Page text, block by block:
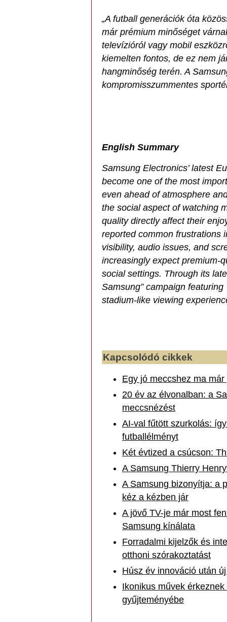
„A futball generációk óta
már prémium minőséget
televízióról vagy mobil
kiemelten fontos, de ez nem
hangminőség terén. A
kompromisszummentes
English Summary
Samsung Electronics’ latest
become one of the most
even ahead of atmosphere
the social aspect of watching
quality directly affect their
reported common frustrations
visibility, audio issues, and
increasingly expect premium-
social settings. Through its
Samsung” campaign
stadium-like viewing
Kapcsolódó cikkek
Egy jó meccshez ma
20 év az élvonalban: a
meccsnézést
AI-val fűtött szurkolás:
futballélményt
Két évtized a csúcson:
A Samsung Thierry
A Samsung bizonyítja: a
kéz a kézben jár
A jövő TV-je már most
Samsung kínálata
Forradalmi kijelzők és
otthoni szórakoztatást
Húsz év innováció után
Ikonikus művek
gyűjteményébe